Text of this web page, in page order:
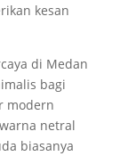
kesan
di Medan
bagi
modern
netral
biasanya